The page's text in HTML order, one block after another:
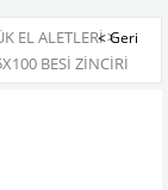
EL ALETLERI>
BESI ZINCIRI